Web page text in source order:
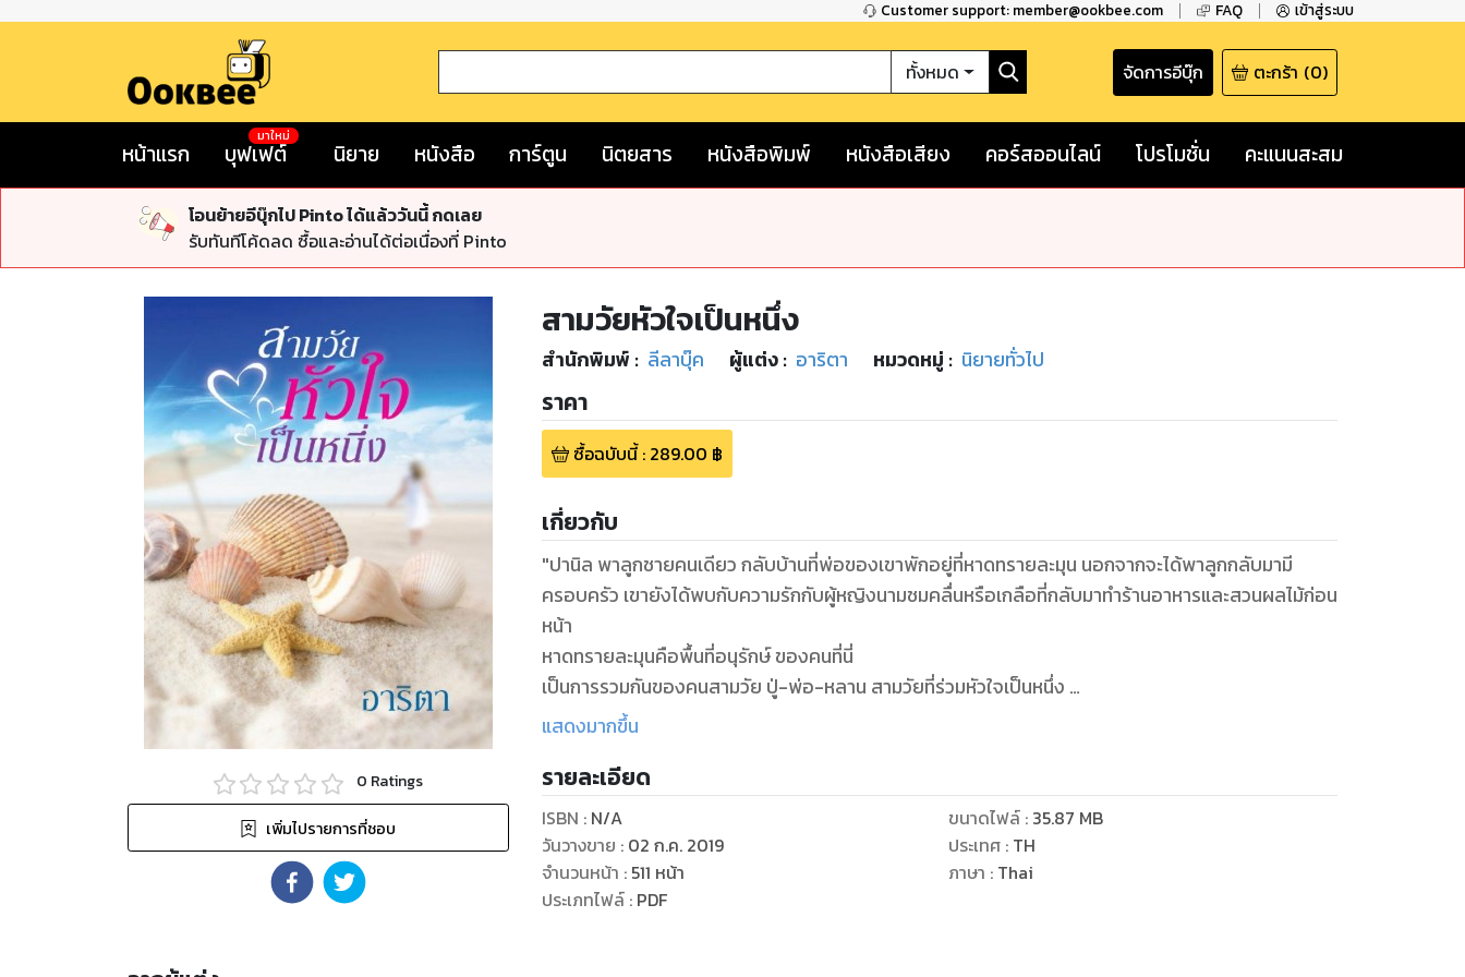
Customer support: member@ookbee.com FAQ เข้าสู่ระบบ
ทั้งหมด จัดการอีบุ๊ก ตะกร้า (0)
หน้าแรก บุฟเฟต์
มาใหม่
นิยาย หนังสือ การ์ตูน นิตยสาร หนังสือพิมพ์ หนังสือเสียง คอร์สออนไลน์ โปรโมชั่น คะแนนสะสม
โอนย้ายอีบุ๊กไป Pinto ได้แล้ววันนี้ กดเลย
รับทันทีโค้ดลด ซื้อและอ่านได้ต่อเนื่องที่ Pinto
0 Ratings
เพิ่มไปรายการที่ชอบ
สามวัยหัวใจเป็นหนึ่ง
สำนักพิมพ์ : ลีลาบุ๊ค ผู้แต่ง : อาริตา หมวดหมู่ : นิยายทั่วไป
ราคา
ซื้อฉบับนี้: 289.00 ฿
เกี่ยวกับ
"ปานิล พาลูกชายคนเดียว กลับบ้านที่พ่อของเขาพักอยู่ที่หาดทรายละมุน นอกจากจะได้พาลูกกลับมามี
ครอบครัว เขายังได้พบกับความรักกับผู้หญิงนามชมคลื่นหรือเกลือที่กลับมาทำร้านอาหารและสวนผลไม้ก่อน
หน้า
หาดทรายละมุนคือพื้นที่อนุรักษ์ ของคนที่นี่
เป็นการรวมกันของคนสามวัย ปู่-พ่อ-หลาน สามวัยที่ร่วมหัวใจเป็นหนึ่ง
ปุริมาน-ปานิล-ปรีย์
ปู่-พ่อ-หลาน
เรื่องเริ่มต้นขึ้นเมื่อปานิลพาลูกชายคนเดียวกลับบ้าน
เรื่องเริ่มที่หาดทรายละมุน ที่เป็นเขตอนุรักษ์โดยผู้นำอย่างคุณปุริมาน
ปู่ผู้หัวเก่าอนุรักษ์ และต่อต้าน โรงแรม แซนด์ พาราไดซ์
มองว่านั่นคือ โรงแรมม่านรูด
แสดงมากขึ้น
รายละเอียด
ISBN : N/A
วันวางขาย : 02 ก.ค. 2019
จำนวนหน้า : 511 หน้า
ประเภทไฟล์: PDF
ขนาดไฟล์: 35.87 MB
ประเทศ : TH
ภาษา : Thai